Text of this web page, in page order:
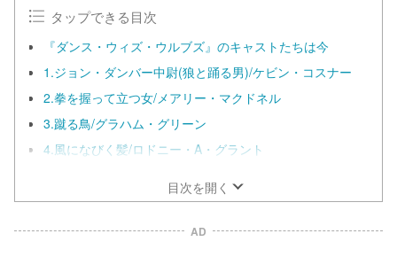
タップできる目次
『ダンス・ウィズ・ウルブズ』のキャストたちは今
1.ジョン・ダンバー中尉(狼と踊る男)/ケビン・コスナー
2.拳を握って立つ女/メアリー・マクドネル
3.蹴る鳥/グラハム・グリーン
4.風になびく髪/ロドニー・A・グラント
目次を開く
AD